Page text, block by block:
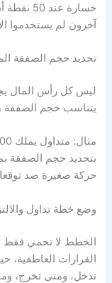
خسارة
آخرون لم يستخدموا
تحديد حجم الصفقة
ليس كل رأس المال
يتناسب حجم الصفقة
حركة صغيرة ضد
وضع خطة تداول
الخطط لا تحمي فقط
القرارات
تدخل، ومتى تخرج،